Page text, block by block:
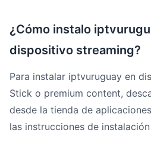
¿Cómo instalo
dispositivo streaming?
Para instalar iptvuruguay en
Stick o premium content,
desde la tienda de
las instrucciones de